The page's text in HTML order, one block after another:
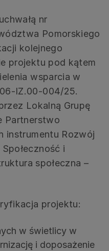
nr
Pomorskiego
kolejnego
projektu pod kątem
wsparcia w
IZ.00-004/25.
Lokalną Grupę
Partnerstwo
instrumentu Rozwój
i
społeczna –
projektu:
w świetlicy w
i doposażenie